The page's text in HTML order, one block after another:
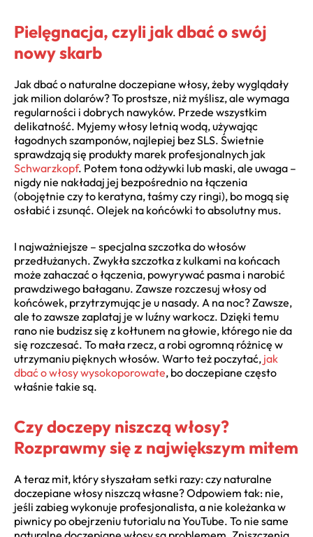
Pielęgnacja, czyli jak dbać o swój
nowy skarb
Jak dbać o naturalne doczepiane włosy, żeby wyglądały
jak milion dolarów? To prostsze, niż myślisz, ale wymaga
regularności i dobrych nawyków. Przede wszystkim
delikatność. Myjemy włosy letnią wodą, używając
łagodnych szamponów, najlepiej bez SLS. Świetnie
sprawdzają się produkty marek profesjonalnych jak
Schwarzkopf. Potem tona odżywki lub maski, ale uwaga –
nigdy nie nakładaj jej bezpośrednio na łączenia
(obojętnie czy to keratyna, taśmy czy ringi), bo mogą się
osłabić i zsunąć. Olejek na końcówki to absolutny mus.
I najważniejsze – specjalna szczotka do włosów
przedłużanych. Zwykła szczotka z kulkami na końcach
może zahaczać o łączenia, powyrywać pasma i narobić
prawdziwego bałaganu. Zawsze rozczesuj włosy od
końcówek, przytrzymując je u nasady. A na noc? Zawsze,
ale to zawsze zaplataj je w luźny warkocz. Dzięki temu
rano nie budzisz się z kołtunem na głowie, którego nie da
się rozczesać. To mała rzecz, a robi ogromną różnicę w
utrzymaniu pięknych włosów. Warto też poczytać, jak
dbać o włosy wysokoporowate, bo doczepiane często
właśnie takie są.
Czy doczepy niszczą włosy?
Rozprawmy się z największym mitem
A teraz mit, który słyszałam setki razy: czy naturalne
doczepiane włosy niszczą własne? Odpowiem tak: nie,
jeśli zabieg wykonuje profesjonalista, a nie koleżanka w
piwnicy po obejrzeniu tutorialu na YouTube. To nie same